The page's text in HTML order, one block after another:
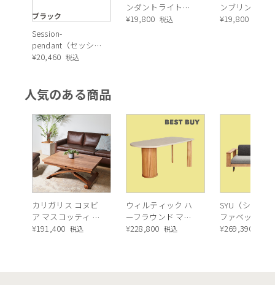
ブラック
Session-
pendant（セッショ
ンペンダント）ペ
¥20,460 税込
ンダントライト
クリア １灯
¥19,800 税込
ンブリング）
ダントライト
¥19,800
人気のある商品
カリガリス コヌビ
ア マスコッティ 伸
長・昇降式テーブ
¥191,400 税込
ウィルティック ハ
ーフラウンド マテ
ィエラ塗装 ダイニ
¥228,800 税込
SYU（シュウ
ファベッド（
ュラル）
¥269,390